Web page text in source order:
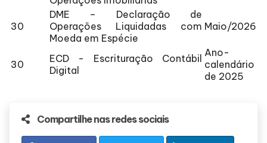
30
DME – Declaração de
Operações Liquidadas com
Moeda em Espécie
Maio/2026
30
ECD - Escrituração Contábil
Digital
Ano-
calendário
de 2025
Compartilhe nas redes sociais